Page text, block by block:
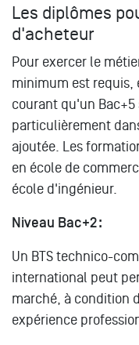
Les diplômes
d'acheteur
Pour exercer le
minimum est requis,
courant qu'un
particulièrement
ajoutée. Les
en école de
école d'ingénieur.
Niveau Bac+2 :
Un BTS technico-
international peut
marché, à condition
expérience